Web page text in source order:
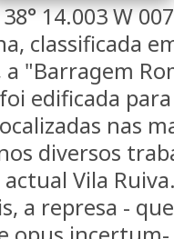
14.003 W
classificada
"Barragem
edificada
nas
diversos
Vila
a represa -